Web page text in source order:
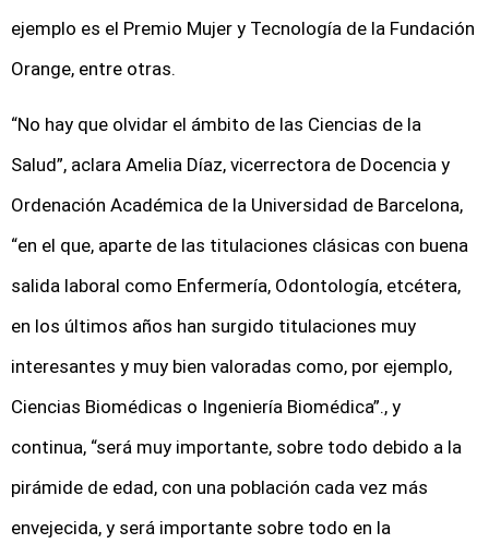
ejemplo es el Premio Mujer y Tecnología de la Fundación
Orange, entre otras.
“No hay que olvidar el ámbito de las Ciencias de la
Salud”, aclara Amelia Díaz, vicerrectora de Docencia y
Ordenación Académica de la Universidad de Barcelona,
“en el que, aparte de las titulaciones clásicas con buena
salida laboral como Enfermería, Odontología, etcétera,
en los últimos años han surgido titulaciones muy
interesantes y muy bien valoradas como, por ejemplo,
Ciencias Biomédicas o Ingeniería Biomédica”., y
continua, “será muy importante, sobre todo debido a la
pirámide de edad, con una población cada vez más
envejecida, y será importante sobre todo en la